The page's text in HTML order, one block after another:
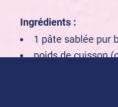
Ingrédients :
1 pâte sablée pur
poids de cuisson